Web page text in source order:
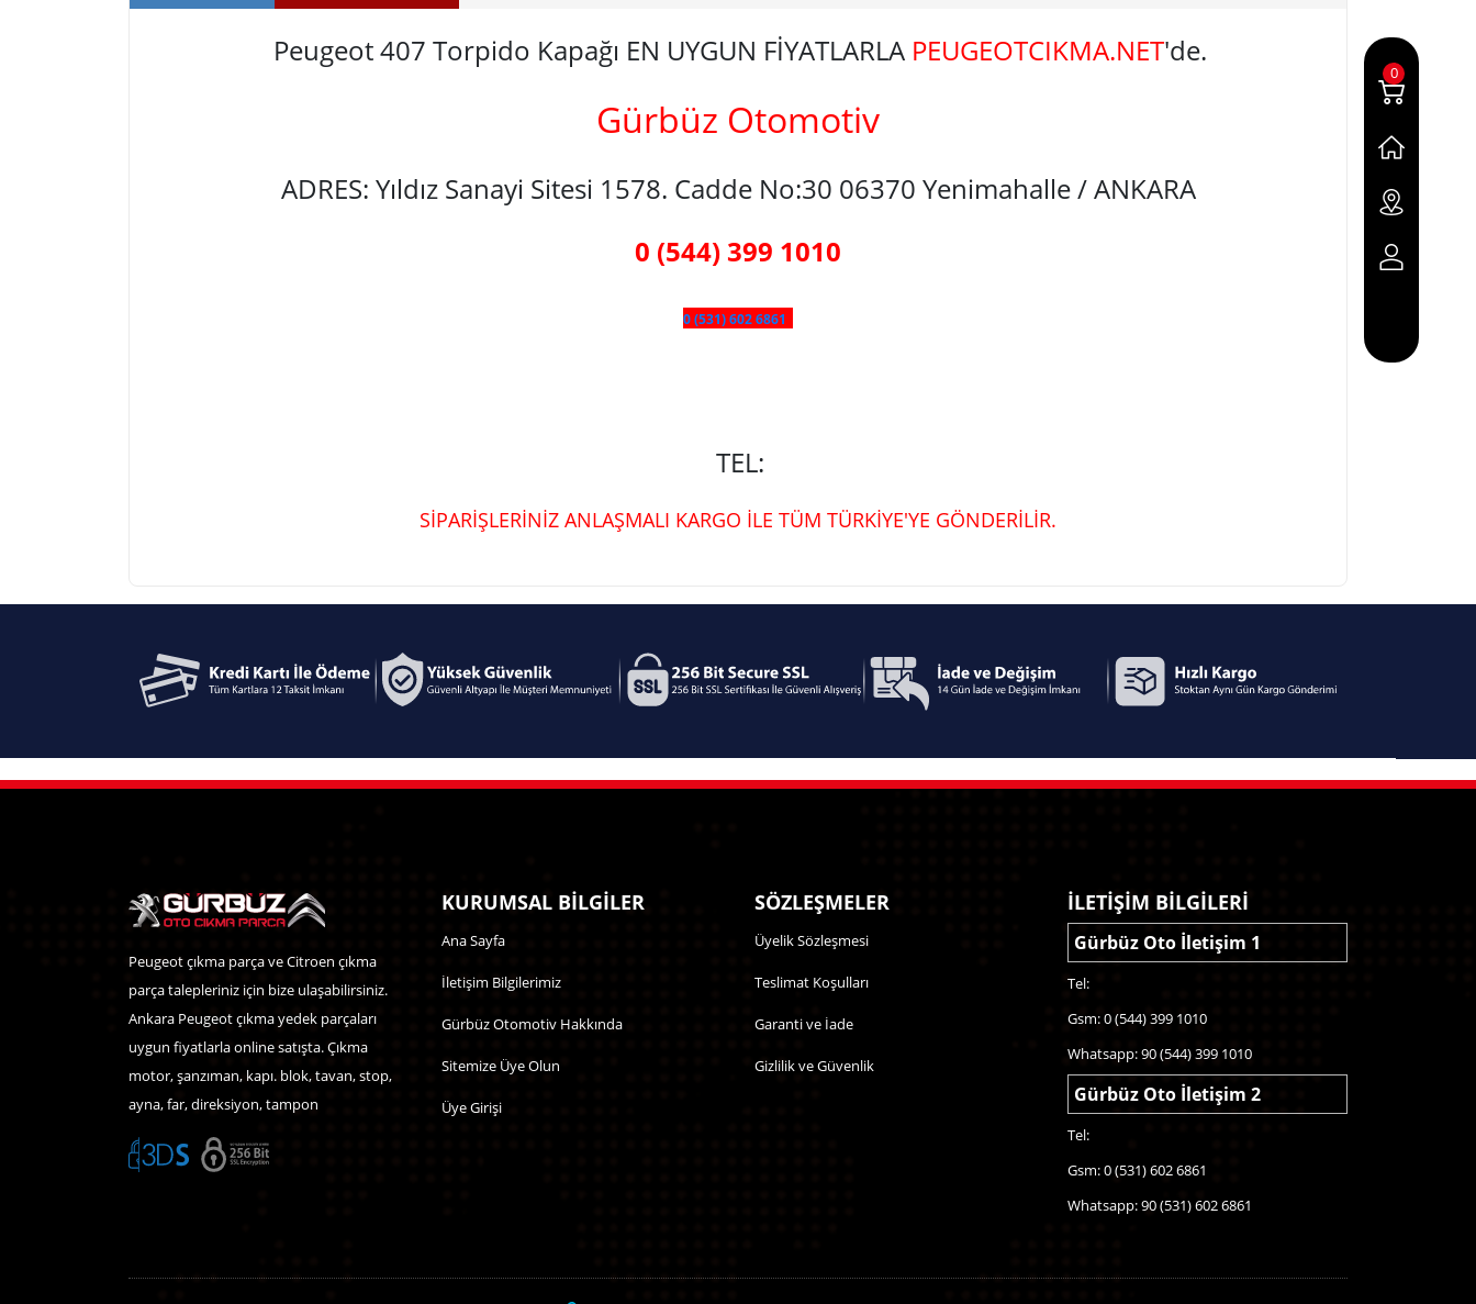
Peugeot 407 Torpido Kapağı EN UYGUN FİYATLARLA PEUGEOTCIKMA.NET'de.
Gürbüz Otomotiv
ADRES: Yıldız Sanayi Sitesi 1578. Cadde No:30 06370 Yenimahalle / ANKARA
0 (544) 399 1010
0 (531) 602 6861
TEL:
SİPARİŞLERİNİZ ANLAŞMALI KARGO İLE TÜM TÜRKİYE'YE GÖNDERİLİR.
0
Peugeot çıkma parça ve Citroen çıkma
parça talepleriniz için bize ulaşabilirsiniz.
Ankara Peugeot çıkma yedek parçaları
uygun fiyatlarla online satışta. Çıkma
motor, şanzıman, kapı. blok, tavan, stop,
ayna, far, direksiyon, tampon
KURUMSAL BİLGİLER
Ana Sayfa
İletişim Bilgilerimiz
Gürbüz Otomotiv Hakkında
Sitemize Üye Olun
Üye Girişi
SÖZLEŞMELER
Üyelik Sözleşmesi
Teslimat Koşulları
Garanti ve İade
Gizlilik ve Güvenlik
İLETİŞİM BİLGİLERİ
Gürbüz Oto İletişim 1
Tel:
Gsm: 0 (544) 399 1010
Whatsapp: 90 (544) 399 1010
Gürbüz Oto İletişim 2
Tel:
Gsm: 0 (531) 602 6861
Whatsapp: 90 (531) 602 6861